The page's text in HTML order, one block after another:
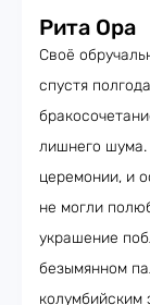
Рита Ора
Своё
спустя
лишнего шума.
церемонии, и
не могли
украшение
безымянном
колумбийским